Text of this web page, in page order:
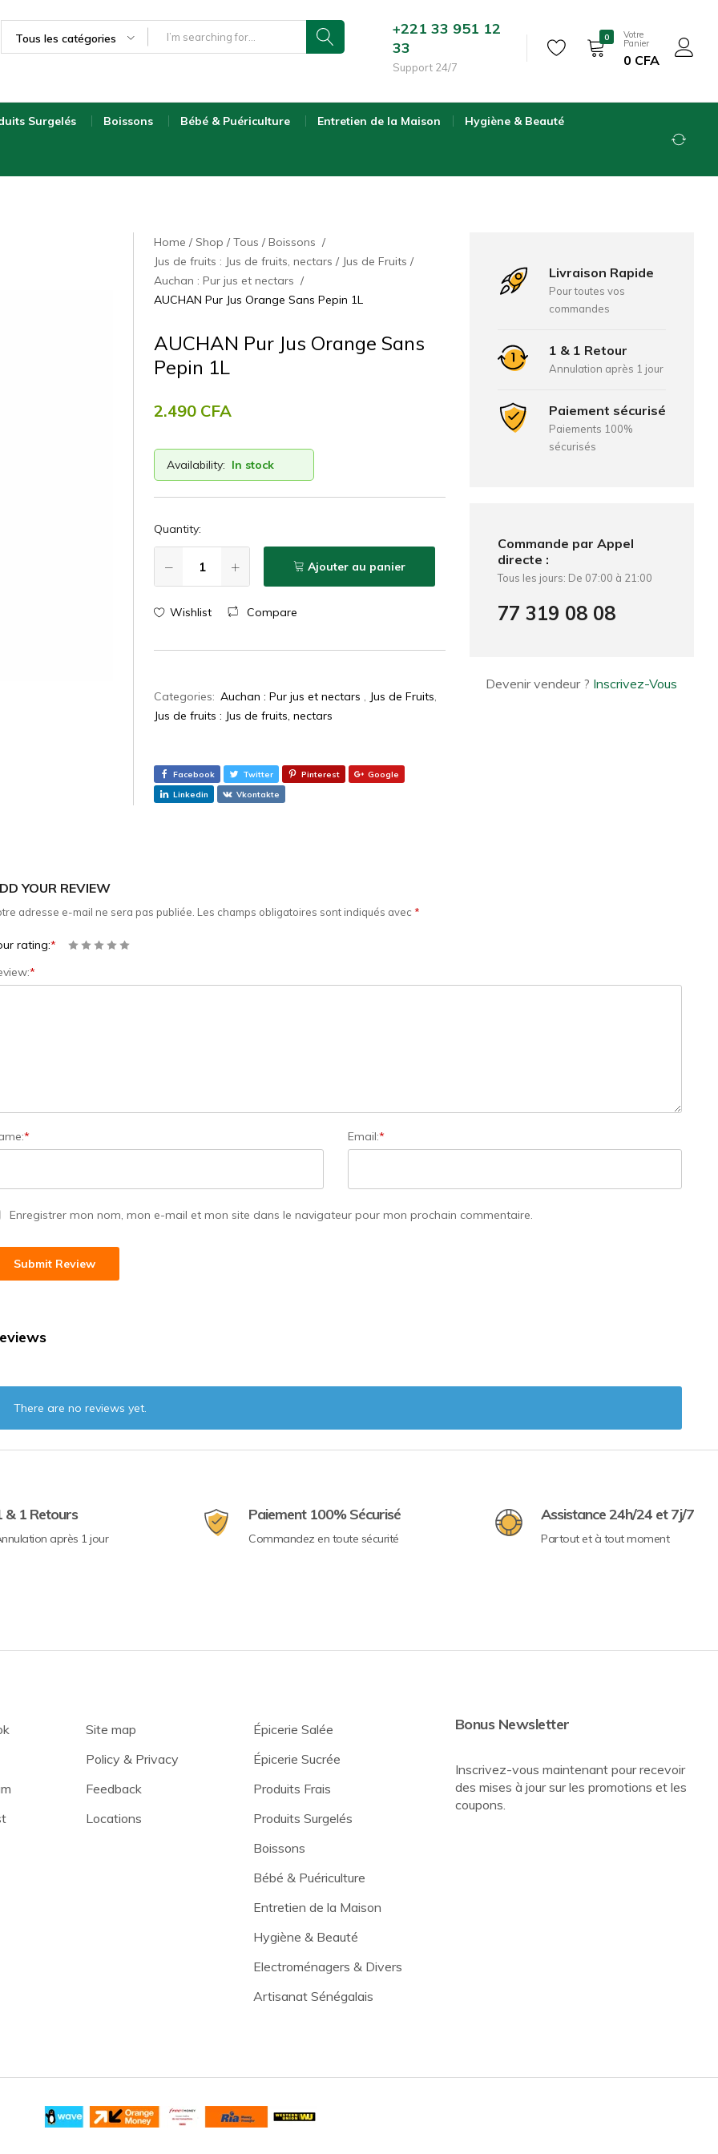
Tous les catégories
+221 33 951 12
33
Support 24/7
0 Votre
Panier
0 CFA
Surgelés Boissons Bébé & Puériculture Entretien de la Maison Hygiène & Beauté
Home Shop Tous
Boissons
Jus de fruits : Jus de fruits, nectars
Jus de Fruits
Auchan : Pur jus et nectars
AUCHAN Pur Jus Orange Sans Pepin 1L
AUCHAN Pur Jus Orange Sans
Pepin 1L
2.490 CFA
Availability: In stock
Quantity:
Ajouter au panier
Wishlist Compare
Categories: Auchan : Pur jus et nectars , Jus de Fruits,
Jus de fruits : Jus de fruits, nectars
Facebook Twitter Pinterest
Google
Linkedin
Vkontakte
Livraison Rapide
Pour toutes vos
commandes
1 & 1 Retour
Annulation après 1 jour
Paiement sécurisé
Paiements 100%
sécurisés
Commande par Appel
directe :
Tous les jours: De 07:00 à 21:00
77 319 08 08
Devenir vendeur ? Inscrivez-Vous
YOUR REVIEW
adresse e-mail ne sera pas publiée. Les champs obligatoires sont indiqués avec *
rating:*
*
* Email:*
Enregistrer mon nom, mon e-mail et mon site dans le navigateur pour mon prochain commentaire.
There are no reviews yet.
& 1 Retours
après 1 jour
Paiement 100% Sécurisé
Commandez en toute sécurité
Assistance 24h/24 et 7j/7
Partout et à tout moment
Site map
Policy & Privacy
Feedback
Locations
Épicerie Salée
Épicerie Sucrée
Produits Frais
Produits Surgelés
Boissons
Bébé & Puériculture
Entretien de la Maison
Hygiène & Beauté
Electroménagers & Divers
Artisanat Sénégalais
Bonus Newsletter
Inscrivez-vous maintenant pour recevoir
des mises à jour sur les promotions et les
coupons.